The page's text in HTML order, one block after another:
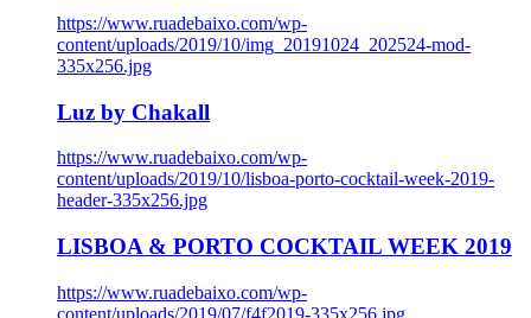
https://www.ruadebaixo.com/wp-
content/uploads/2019/10/img_20191024_202524-mod-
335x256.jpg
Luz by Chakall
https://www.ruadebaixo.com/wp-
content/uploads/2019/10/lisboa-porto-cocktail-week-2019-
header-335x256.jpg
LISBOA & PORTO COCKTAIL WEEK 2019
https://www.ruadebaixo.com/wp-
content/uploads/2019/07/f4f2019-335x256.jpg